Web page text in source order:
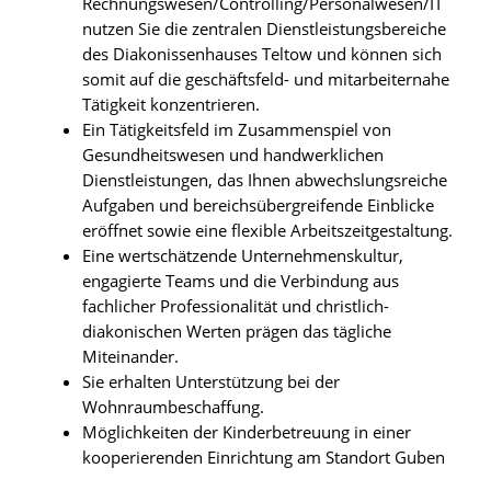
nutzen Sie die zentralen Dienstleistungsbereiche
des Diakonissenhauses Teltow und können sich
somit auf die geschäftsfeld- und mitarbeiternahe
Tätigkeit konzentrieren.
Ein Tätigkeitsfeld im Zusammenspiel von
Gesundheitswesen und handwerklichen
Dienstleistungen, das Ihnen abwechslungsreiche
Aufgaben und bereichsübergreifende Einblicke
eröffnet sowie eine flexible Arbeitszeitgestaltung.
Eine wertschätzende Unternehmenskultur,
engagierte Teams und die Verbindung aus
fachlicher Professionalität und christlich-
diakonischen Werten prägen das tägliche
Miteinander.
Sie erhalten Unterstützung bei der
Wohnraumbeschaffung.
Möglichkeiten der Kinderbetreuung in einer
kooperierenden Einrichtung am Standort Guben